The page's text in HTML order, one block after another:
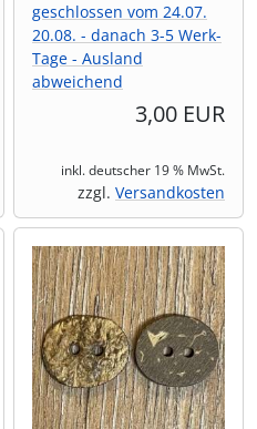
geschlossen vom 24.07.
20.08. - danach 3-5 Werk-
Tage - Ausland
abweichend
3,00 EUR
inkl. deutscher 19 % MwSt.
zzgl. Versandkosten